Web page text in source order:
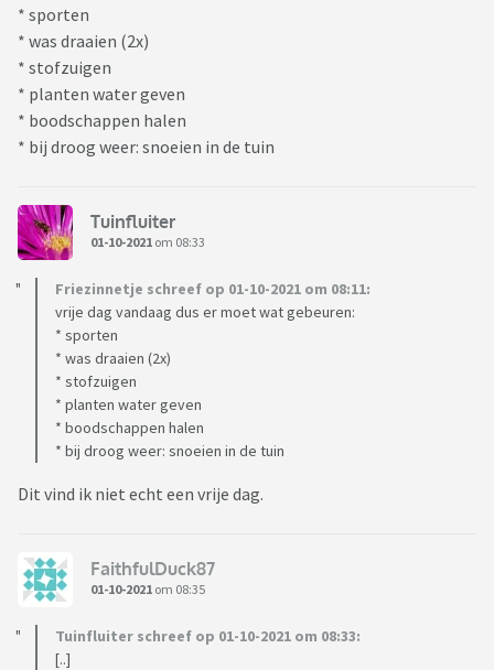
* sporten
* was draaien (2x)
* stofzuigen
* planten water geven
* boodschappen halen
* bij droog weer: snoeien in de tuin
Tuinfluiter
01-10-2021 om 08:33
Friezinnetje schreef op 01-10-2021 om 08:11:
vrije dag vandaag dus er moet wat gebeuren:
* sporten
* was draaien (2x)
* stofzuigen
* planten water geven
* boodschappen halen
* bij droog weer: snoeien in de tuin
Dit vind ik niet echt een vrije dag.
FaithfulDuck87
01-10-2021 om 08:35
Tuinfluiter schreef op 01-10-2021 om 08:33:
[..]